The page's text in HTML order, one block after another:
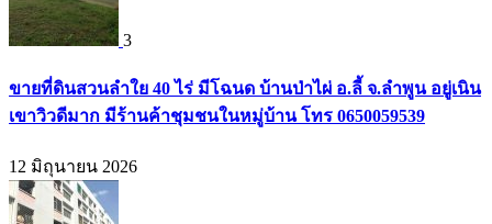
3
ขายที่ดินสวนลำใย 40 ไร่ มีโฉนด บ้านป่าไผ่ อ.ลี้ จ.ลำพูน อยู่เนิน
เขาวิวดีมาก มีร้านค้าชุมชนในหมู่บ้าน โทร 0650059539
12 มิถุนายน 2026